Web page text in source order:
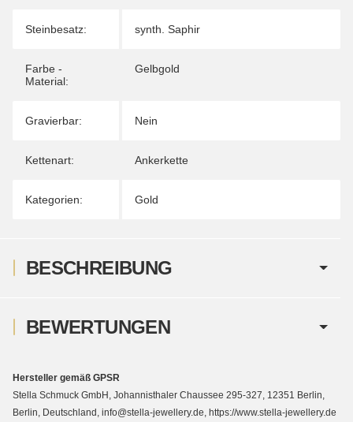
Steinbesatz: synth. Saphir
Farbe -
Material:
Gelbgold
Gravierbar: Nein
Kettenart: Ankerkette
Kategorien: Gold
BESCHREIBUNG
BEWERTUNGEN
Hersteller gemäß GPSR
Stella Schmuck GmbH, Johannisthaler Chaussee 295-327, 12351 Berlin,
Berlin, Deutschland, info@stella-jewellery.de, https://www.stella-jewellery.de